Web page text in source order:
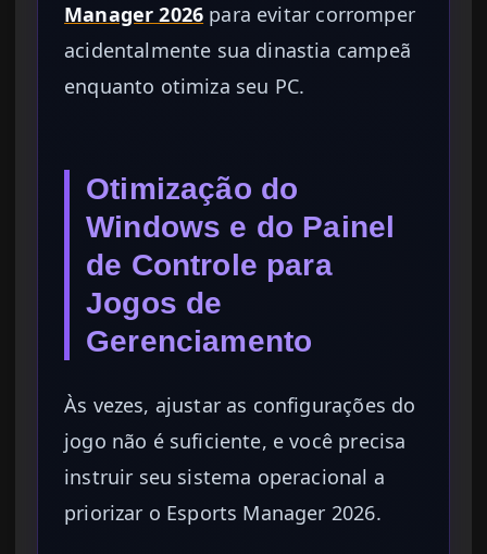
Manager 2026 para evitar corromper
acidentalmente sua dinastia campeã
enquanto otimiza seu PC.
Otimização do
Windows e do Painel
de Controle para
Jogos de
Gerenciamento
Às vezes, ajustar as configurações do
jogo não é suficiente, e você precisa
instruir seu sistema operacional a
priorizar o Esports Manager 2026.